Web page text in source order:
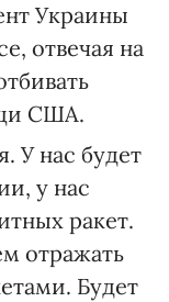
Украины
отвечая на
США.
У нас будет
у нас
ракет.
отражать
Будет